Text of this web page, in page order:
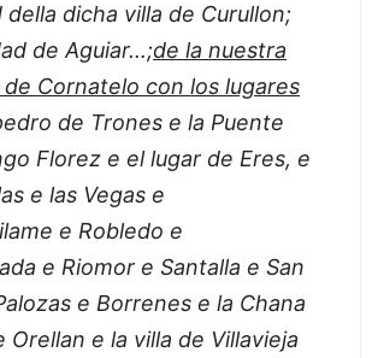
della dicha villa de Curullon;
de Aguiar…;de la nuestra
Cornatelo con los lugares
de Trones e la Puente
Florez e el lugar de Eres, e
e las Vegas e
e Robledo e
e Riomor e Santalla e San
e Borrenes e la Chana
Orellan e la villa de Villavieja